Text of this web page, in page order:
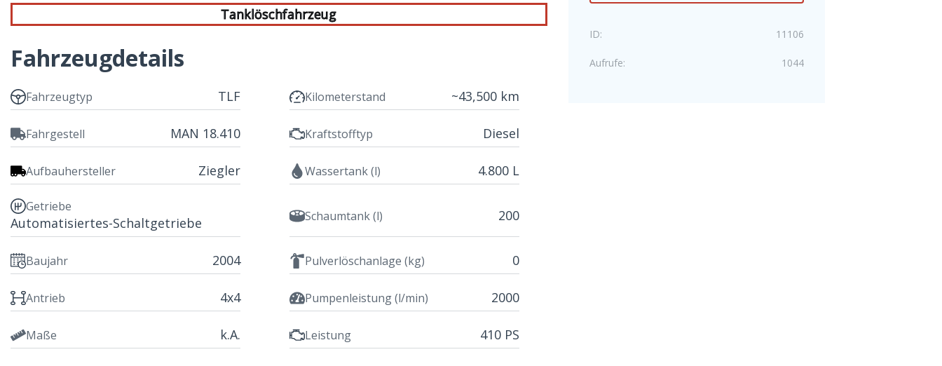
Tanklöschfahrzeug
Fahrzeugdetails
Fahrzeugtyp TLF Kilometerstand ~43,500 km
Fahrgestell MAN 18.410 Kraftstofftyp Diesel
Aufbauhersteller Ziegler Wassertank (l) 4.800 L
Getriebe
Automatisiertes-Schaltgetriebe Schaumtank (l) 200
Baujahr 2004 Pulverlöschanlage (kg) 0
Antrieb 4x4 Pumpenleistung (l/min) 2000
Maße k.A. Leistung 410 PS
ID: 11106
Aufrufe: 1044